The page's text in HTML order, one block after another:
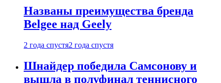
Названы преимущества бренда
Belgee над Geely
2 года спустя2 года спустя
Шнайдер победила Самсонову и
вышла в полуфинал теннисного